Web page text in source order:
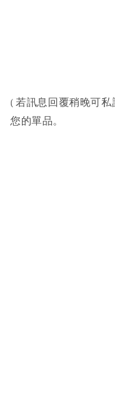
( 若訊息回覆稍晚可
您的單品。